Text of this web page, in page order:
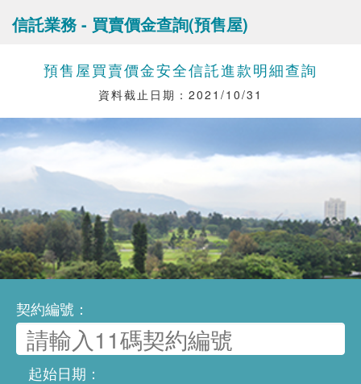
信託業務 - 買賣價金查詢(預售屋)
預售屋買賣價金安全信託進款明細查詢
資料截止日期：2021/10/31
契約編號：
起始日期：